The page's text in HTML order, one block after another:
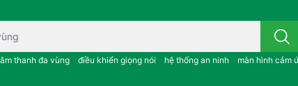
tắc cảm ứng..; âm thanh đa vùng ; điều khiển giọng nói ;
âm thanh đa vùng điều khiển giọng nói hệ thống an ninh màn hình cảm